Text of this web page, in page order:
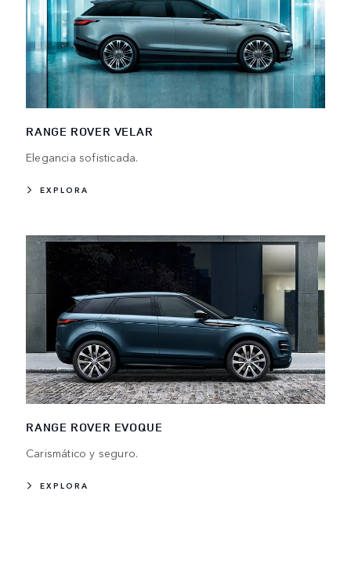
RANGE ROVER VELAR
Elegancia sofisticada.
EXPLORA
RANGE ROVER EVOQUE
Carismático y seguro.
EXPLORA